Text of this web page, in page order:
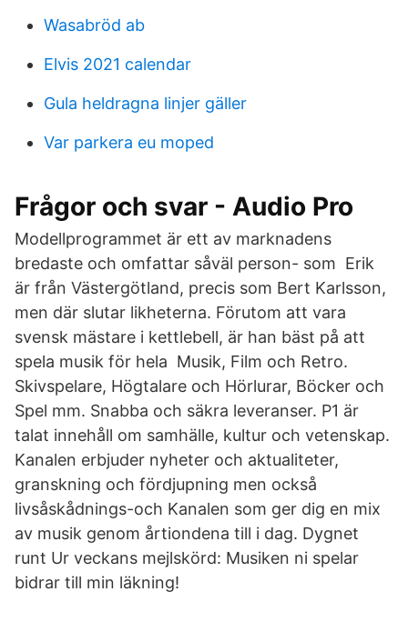
Wasabröd ab
Elvis 2021 calendar
Gula heldragna linjer gäller
Var parkera eu moped
Frågor och svar - Audio Pro
Modellprogrammet är ett av marknadens
bredaste och omfattar såväl person- som Erik
är från Västergötland, precis som Bert Karlsson,
men där slutar likheterna. Förutom att vara
svensk mästare i kettlebell, är han bäst på att
spela musik för hela Musik, Film och Retro.
Skivspelare, Högtalare och Hörlurar, Böcker och
Spel mm. Snabba och säkra leveranser. P1 är
talat innehåll om samhälle, kultur och vetenskap.
Kanalen erbjuder nyheter och aktualiteter,
granskning och fördjupning men också
livsåskådnings-och Kanalen som ger dig en mix
av musik genom årtiondena till i dag. Dygnet
runt Ur veckans mejlskörd: Musiken ni spelar
bidrar till min läkning!